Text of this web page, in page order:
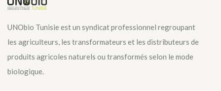
UNObio Tunisie est un syndicat professionnel regroupant
les agriculteurs, les transformateurs et les distributeurs de
produits agricoles naturels ou transformés selon le mode
biologique.